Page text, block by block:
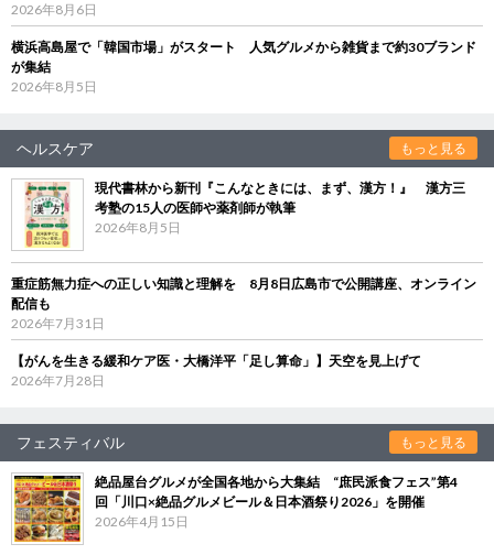
2026年8月6日
横浜高島屋で「韓国市場」がスタート 人気グルメから雑貨まで約30ブランド
が集結
2026年8月5日
ヘルスケア もっと見る
現代書林から新刊『こんなときには、まず、漢方！』 漢方三
考塾の15人の医師や薬剤師が執筆
2026年8月5日
重症筋無力症への正しい知識と理解を 8月8日広島市で公開講座、オンライン
配信も
2026年7月31日
【がんを生きる緩和ケア医・大橋洋平「足し算命」】天空を見上げて
2026年7月28日
フェスティバル もっと見る
絶品屋台グルメが全国各地から大集結 “庶民派食フェス”第4
回「川口×絶品グルメビール＆日本酒祭り2026」を開催
2026年4月15日